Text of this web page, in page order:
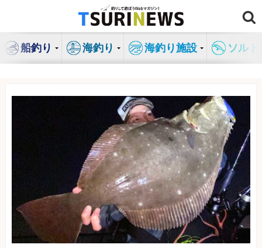
ン
船釣り 海釣り 海釣り施設 ソル